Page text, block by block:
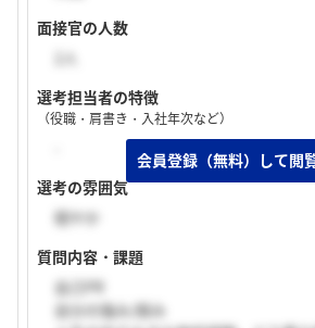
面接官の人数
選考担当者の特徴
（役職・肩書き・入社年次など）
選考の雰囲気
穏やか
質問内容・課題
自己PR
自分の強み/弱み